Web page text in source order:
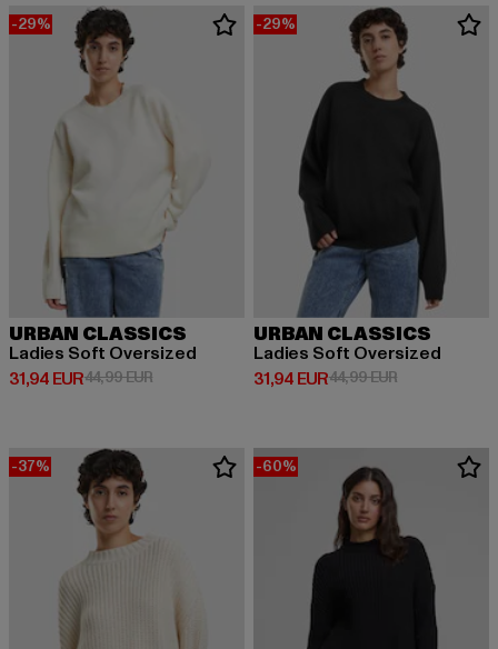
-29%
URBAN CLASSICS
Ladies Soft Oversized
31,94 EUR
Derzeitiger Preis: 31,94 EUR
44,99 EURAktionspreis: 44,99 EUR
-29%
URBAN CLASSICS
Ladies Soft Oversized
31,94 EUR
Derzeitiger Preis: 31,94 EUR
44,99 EURAktionspreis:
-37% -60%